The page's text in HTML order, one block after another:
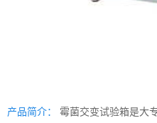
产品简介：
霉菌交变试验箱是大